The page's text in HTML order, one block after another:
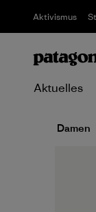
Aktivismus
Aktuelles
Damen